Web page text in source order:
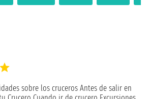
sobre los cruceros Antes de salir en